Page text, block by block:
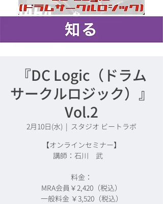
『DC Logic（ドラム
サークルロジック）』
Vol.2
2月10日(水)
  |
スタジオ ビートラボ
【オンラインセミナー】
講師：石川 武
料金：
MRA会員￥2,420（税込）
一般料金 ￥3,520（税込）